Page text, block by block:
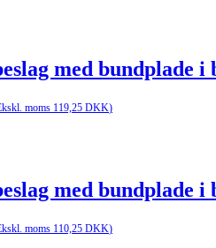
med bundplade
moms 119,25 DKK)
med bundplade
moms 110,25 DKK)